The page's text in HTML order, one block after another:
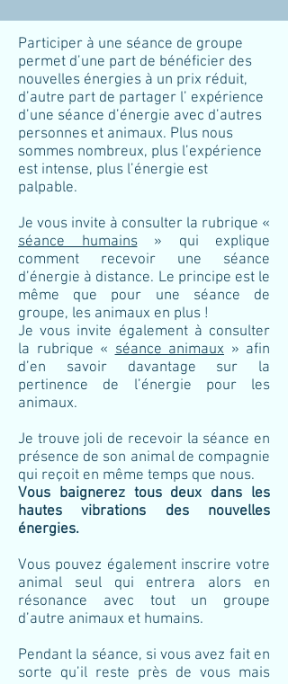
Participer à une séance de groupe
permet d’une part de bénéficier des
nouvelles énergies à un prix réduit,
d’autre part de partager l’ expérience
d’une séance d’énergie avec d’autres
personnes et animaux. Plus nous
sommes nombreux, plus l’expérience
est intense, plus l’énergie est
palpable.
Je vous invite à consulter la rubrique «
séance humains» qui explique
comment recevoir une séance
d’énergie à distance. Le principe est le
même que pour une séance de
groupe, les animaux en plus !
Je vous invite également à consulter
la rubrique «séance animaux » afin
d’en savoir davantage sur la
pertinence de l’énergie pour les
animaux.
Je trouve joli de recevoir la séance en
présence de son animal de compagnie
qui reçoit en même temps que nous.
Vous baignerez tous deux dans les
hautes vibrations des nouvelles
énergies.
Vous pouvez également inscrire votre
animal seul qui entrera alors en
résonance avec tout un groupe
d’autre animaux et humains.
Pendant la séance, si vous avez fait en
sorte qu’il reste près de vous mais